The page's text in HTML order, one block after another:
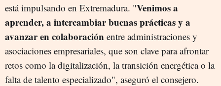
está impulsando en Extremadura. "Venimos a
aprender, a intercambiar buenas prácticas y a
avanzar en colaboración entre administraciones y
asociaciones empresariales, que son clave para afrontar
retos como la digitalización, la transición energética o la
falta de talento especializado", aseguró el consejero.